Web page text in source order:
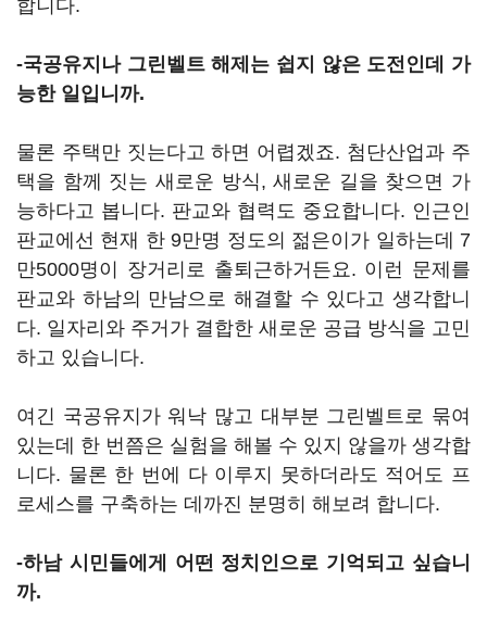
합니다.
-국공유지나 그린벨트 해제는 쉽지 않은 도전인데 가
능한 일입니까.
물론 주택만 짓는다고 하면 어렵겠죠. 첨단산업과 주
택을 함께 짓는 새로운 방식, 새로운 길을 찾으면 가
능하다고 봅니다. 판교와 협력도 중요합니다. 인근인
판교에선 현재 한 9만명 정도의 젊은이가 일하는데 7
만5000명이 장거리로 출퇴근하거든요. 이런 문제를
판교와 하남의 만남으로 해결할 수 있다고 생각합니
다. 일자리와 주거가 결합한 새로운 공급 방식을 고민
하고 있습니다.
여긴 국공유지가 워낙 많고 대부분 그린벨트로 묶여
있는데 한 번쯤은 실험을 해볼 수 있지 않을까 생각합
니다. 물론 한 번에 다 이루지 못하더라도 적어도 프
로세스를 구축하는 데까진 분명히 해보려 합니다.
-하남 시민들에게 어떤 정치인으로 기억되고 싶습니
까.